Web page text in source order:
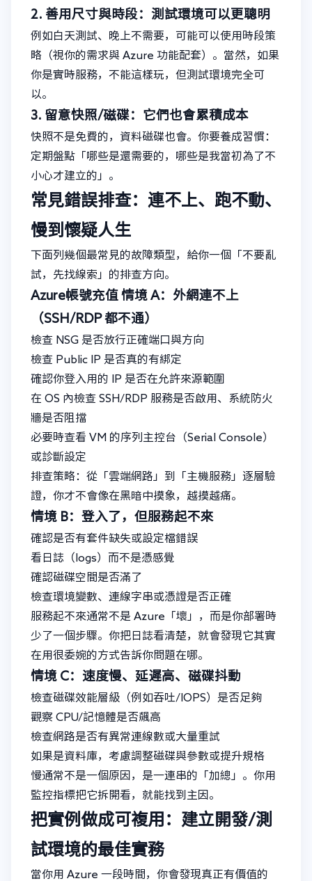
2. 善用尺寸與時段：測試環境可以更聰明
例如白天測試、晚上不需要，可能可以使用時段策
略（視你的需求與 Azure 功能配套）。當然，如果
你是實時服務，不能這樣玩，但測試環境完全可
以。
3. 留意快照/磁碟：它們也會累積成本
快照不是免費的，資料磁碟也會。你要養成習慣：
定期盤點「哪些是還需要的，哪些是我當初為了不
小心才建立的」。
常見錯誤排查：連不上、跑不動、
慢到懷疑人生
下面列幾個最常見的故障類型，給你一個「不要亂
試，先找線索」的排查方向。
Azure帳號充值 情境 A：外網連不上
（SSH/RDP 都不通）
檢查 NSG 是否放行正確端口與方向
檢查 Public IP 是否真的有綁定
確認你登入用的 IP 是否在允許來源範圍
在 OS 內檢查 SSH/RDP 服務是否啟用、系統防火
牆是否阻擋
必要時查看 VM 的序列主控台（Serial Console）
或診斷設定
排查策略：從「雲端網路」到「主機服務」逐層驗
證，你才不會像在黑暗中摸象，越摸越痛。
情境 B：登入了，但服務起不來
確認是否有套件缺失或設定檔錯誤
看日誌（logs）而不是憑感覺
確認磁碟空間是否滿了
檢查環境變數、連線字串或憑證是否正確
服務起不來通常不是 Azure「壞」，而是你部署時
少了一個步驟。你把日誌看清楚，就會發現它其實
在用很委婉的方式告訴你問題在哪。
情境 C：速度慢、延遲高、磁碟抖動
檢查磁碟效能層級（例如吞吐/IOPS）是否足夠
觀察 CPU/記憶體是否飆高
檢查網路是否有異常連線數或大量重試
如果是資料庫，考慮調整磁碟與參數或提升規格
慢通常不是一個原因，是一連串的「加總」。你用
監控指標把它拆開看，就能找到主因。
把實例做成可複用：建立開發/測
試環境的最佳實務
當你用 Azure 一段時間，你會發現真正有價值的